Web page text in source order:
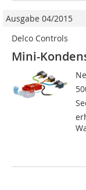
Ausgabe 04/2015
Delco Controls
Mini-